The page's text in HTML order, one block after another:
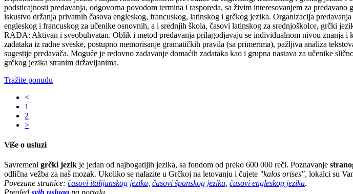
podsticajnosti predavanja, odgovorna povodom termina i rasporeda, sa živim interesovanjem za
iskustvo držanja privatnih časova engleskog, francuskog, latinskog i grčkog jezika. Organizacija
engleskog i francuskog za učenike osnovnih, a i srednjih škola, časovi latinskog za srednjoškolce, grčki
RADA: Aktivan i sveobuhvatan. Oblik i metod predavanja prilagodjavaju se individualnom nivou znanja i
zadataka iz radne sveske, postupno memorisanje gramatičkih pravila (sa primerima), pažljiva analiza
sugestije predavača. Moguće je redovno zadavanje domaćih zadataka kao i grupna nastava za učenike
grčkog jezika stranim državljanima.
Tražite ponudu
<
1
2
>
Više o usluzi
Savremeni grčki jezik je jedan od najbogatijih jezika, sa fondom od preko 600 000 reči. Poznavanje
odlična vežba za naš mozak. Ukoliko se nalazite u Grčkoj na letovanju i čujete "kalos orises", lokalci su
Povezane stranice: časovi italijanskog jezika časovi španskog jezika časovi engleskog jezika.